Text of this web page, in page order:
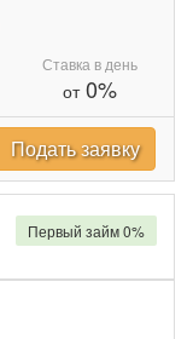
Ставка в день
от0%
Подать заявку
Первый займ 0%